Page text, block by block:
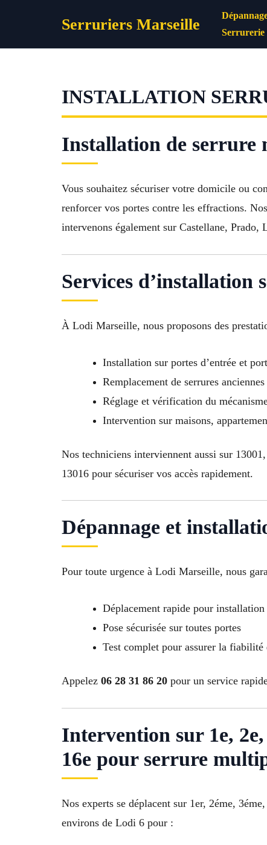
Serruriers Marseille
Serrurerie
INSTALLATION
Installation de serrure
Vous souhaitez sécuriser votre domicile ou
renforcer vos portes contre les effractions.
intervenons également sur Castellane,
Services
À Lodi Marseille, nous proposons des
Installation sur portes d’entrée et
Remplacement de serrures
Réglage et vérification du
Intervention sur maisons,
Nos techniciens interviennent aussi sur
13016 pour sécuriser vos accès rapidement.
Dépannage et
Pour toute urgence à Lodi Marseille, nous
Déplacement rapide pour
Pose sécurisée sur toutes portes
Test complet pour assurer la fiabilité
Appelez 06 28 31 86 20 pour un service
Intervention sur 1e, 2e,
16e pour serrure
Nos experts se déplacent sur 1er, 2éme,
environs de Lodi 6 pour :